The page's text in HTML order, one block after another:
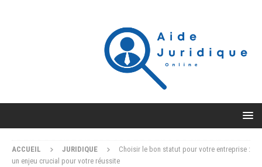
ACCUEIL JURIDIQUE
Choisir le bon statut pour votre entreprise :
un enjeu crucial pour votre réussite